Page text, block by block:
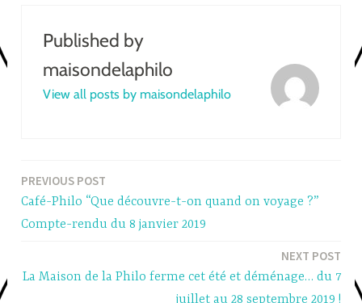
Published by
maisondelaphilo
View all posts by maisondelaphilo
Post
navigation
PREVIOUS POST
Café-Philo “Que découvre-t-on quand on voyage ?”
Compte-rendu du 8 janvier 2019
NEXT POST
La Maison de la Philo ferme cet été et déménage… du 7
juillet au 28 septembre 2019 !